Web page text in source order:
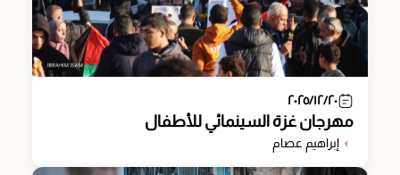
٢٠٢٥/١٢/٢٠
مهرجان غزة السينمائي للأطفال
إبراهيم عصام